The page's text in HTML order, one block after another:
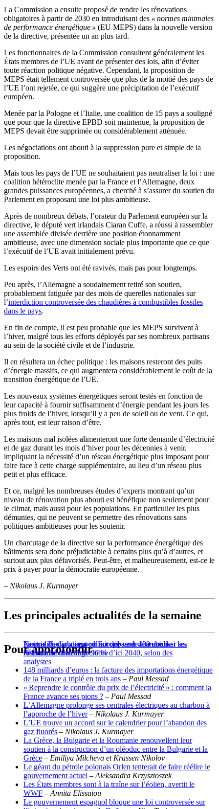
La Commission a ensuite proposé de rendre les rénovations
obligatoires à partir de 2030 en introduisant des « normes minimales
de performance énergétique » (EU MEPS) dans la nouvelle version
de la directive, présentée un an plus tard.
Les fonctionnaires de la Commission consultent généralement les
États membres de l’UE avant de présenter des lois, afin d’éviter
toute réaction politique négative. Cependant, la proposition de
MEPS était tellement controversée que plus de la moitié des pays de
l’UE l’ont rejetée, ce qui suggère une précipitation de l’exécutif
européen.
Menée par la Pologne et l’Italie, une coalition de 15 pays a souligné
que pour que la directive EPBD soit maintenue, la proposition de
MEPS devait être supprimée ou considérablement atténuée.
Les négociations ont abouti à la suppression pure et simple de la
proposition.
Mais tous les pays de l’UE ne souhaitaient pas neutraliser la loi : une
coalition hétéroclite menée par la France et l’Allemagne, deux
grandes puissances européennes, a cherché à s’assurer du soutien du
Parlement en proposant une loi plus ambitieuse.
Après de nombreux débats, l’orateur du Parlement européen sur la
directive, le député vert irlandais Ciaran Cuffe, a réussi à rassembler
une assemblée divisée derrière une position étonnamment
ambitieuse, avec une dimension sociale plus importante que ce que
l’exécutif de l’UE avait initialement prévu.
Les espoirs des Verts ont été ravivés, mais pas pour longtemps.
Peu après, l’Allemagne a soudainement retiré son soutien,
probablement fatiguée par des mois de querelles nationales sur
l’interdiction controversée des chaudières à combustibles fossiles
dans le pays.
En fin de compte, il est peu probable que les MEPS survivent à
l’hiver, malgré tous les efforts déployés par ses nombreux partisans
au sein de la société civile et de l’industrie.
Il en résultera un échec politique : les maisons resteront des puits
d’énergie massifs, ce qui augmentera considérablement le coût de la
transition énergétique de l’UE.
Les nouveaux systèmes énergétiques seront testés en fonction de
leur capacité à fournir suffisamment d’énergie pendant les jours les
plus froids de l’hiver, lorsqu’il y a peu de soleil ou de vent. Ce qui,
après tout, est leur raison d’être.
Les maisons mal isolées alimenteront une forte demande d’électricité
et de gaz durant les mois d’hiver pour les décennies à venir,
impliquant la nécessité d’un réseau énergétique plus imposant pour
faire face à cette charge supplémentaire, au lieu d’un réseau plus
petit et plus efficace.
Et ce, malgré les nombreuses études d’experts montrant qu’un
niveau de rénovation plus abouti est bénéfique non seulement pour
le climat, mais aussi pour les populations. En particulier les plus
démunies, qui ne peuvent se permettre des rénovations sans
politiques ambitieuses pour les soutenir.
Un charcutage de la directive sur la performance énergétique des
bâtiments sera donc préjudiciable à certains plus qu’à d’autres, et
surtout aux plus défavorisés. Peut-être, et malheureusement, est-ce le
prix à payer pour la démocratie européenne.
– Nikolaus J. Kurmayer
Les principales actualités de la semaine
Paris et Berlin visent un accord sur le marché de
l’électricité d’ici fin octobre
Le prix du carbone pourrait dépasser 400 euros si les
émissions baissent de 90 % d’ici 2040, selon des
analystes
Neutralité climatique : l’Europe veut décentraliser ses
réseaux de chauffage
Pour approfondir
148 milliards d’euros : la facture des importations énergétique
de la France a triplé en trois ans – Paul Messad
« Reprendre le contrôle du prix de l’électricité » : comment la
France avance ses pions ? – Paul Messad
L’Allemagne prolonge ses centrales électriques au charbon à
l’approche de l’hiver – Nikolaus J. Kurmayer
L’UE trouve un accord sur le calendrier pour l’abandon des
gaz fluorés – Nikolaus J. Kurmayer
La Grèce, la Bulgarie et la Roumanie renouvellent leur
soutien à la construction d’un oléoduc entre la Bulgarie et la
Grèce – Emiliya Milcheva et Krassen Nikolov
Le géant du pétrole polonais Orlen tenterait de faire réélire le
gouvernement actuel – Aleksandra Krzysztoszek
Les États membres sont à la traîne sur l’éolien, avertit le
WWF – Annita Elissaiou
Le gouvernement espagnol bloque une loi controversée sur